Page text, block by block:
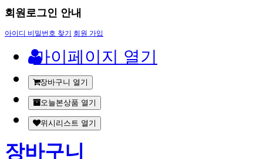
회원로그인 안내
아이디 비밀번호 찾기 회원 가입
마이페이지 열기
장바구니 열기
오늘본상품 열기
위시리스트 열기
장바구니